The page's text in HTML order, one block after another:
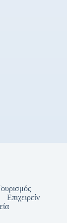
Επιχειρείν